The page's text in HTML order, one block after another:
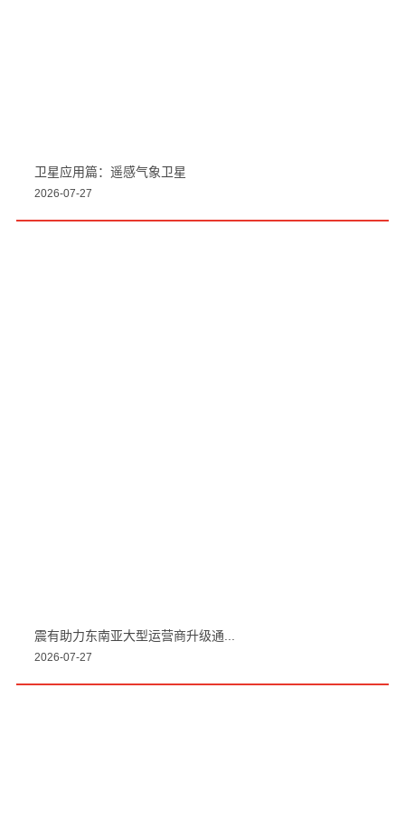
卫星应用篇：遥感气象卫星
2026-07-27
震有助力东南亚大型运营商升级通...
2026-07-27